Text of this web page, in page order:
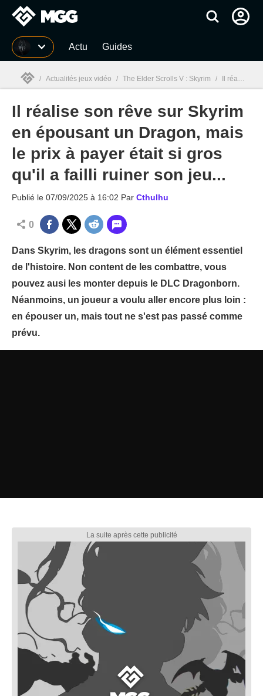
MGG Actu Guides
MGG
/ Actualités jeux vidéo / The Elder Scrolls V : Skyrim / Il réalise son rêve sur Skyrim en épousant un Dragon, mais le prix à payer était si gros qu'il a failli ruiner son jeu...
Il réalise son rêve sur Skyrim
en épousant un Dragon, mais
le prix à payer était si gros
qu'il a failli ruiner son jeu...
Publié le 07/09/2025 à 16:02 Par Cthulhu
0
Dans Skyrim, les dragons sont un élément essentiel
de l'histoire. Non content de les combattre, vous
pouvez ausi les monter depuis le DLC Dragonborn.
Néanmoins, un joueur a voulu aller encore plus loin :
en épouser un, mais tout ne s'est pas passé comme
prévu.